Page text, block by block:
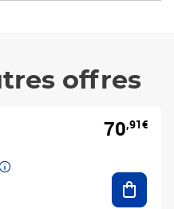
offres
70,91€